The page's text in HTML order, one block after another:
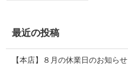
ブ
最近の投稿
【本店】８月の休業日のお知らせ